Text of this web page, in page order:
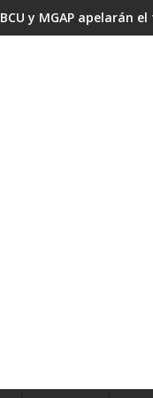
BCU y MGAP apelarán